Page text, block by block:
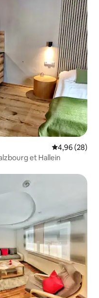
Évaluation
4,96 (28)
et Hallein